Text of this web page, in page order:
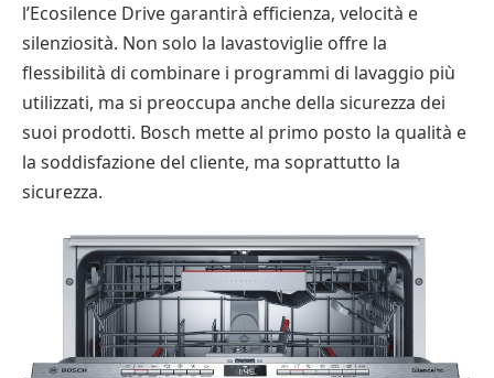
l’Ecosilence Drive garantirà efficienza, velocità e
silenziosità. Non solo la lavastoviglie offre la
flessibilità di combinare i programmi di lavaggio più
utilizzati, ma si preoccupa anche della sicurezza dei
suoi prodotti. Bosch mette al primo posto la qualità e
la soddisfazione del cliente, ma soprattutto la
sicurezza.